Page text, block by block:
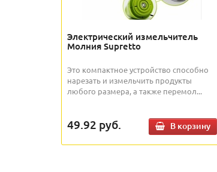
Электрический измельчитель
Молния Supretto
Это компактное устройство способно
нарезать и измельчить продукты
любого размера, а также перемол...
49.92 руб. В корзину